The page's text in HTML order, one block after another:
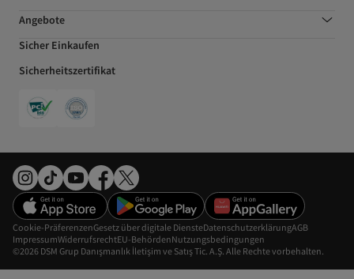
Angebote
Sicher Einkaufen
Sicherheitszertifikat
©2026 DSM Grup Danışmanlık İletişim ve Satış Tic. A.Ş. Alle Rechte vorbehalten.
Cookie-PräferenzenGesetz über digitale DiensteDatenschutzerklärungAGB
ImpressumWiderrufsrechtEU-BehördenNutzungsbedingungen